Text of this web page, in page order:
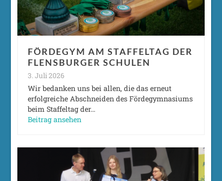
FÖRDEGYM AM STAFFELTAG DER
FLENSBURGER SCHULEN
3. Juli 2026
Wir bedanken uns bei allen, die das erneut
erfolgreiche Abschneiden des Fördegymnasiums
beim Staffeltag der…
Beitrag ansehen